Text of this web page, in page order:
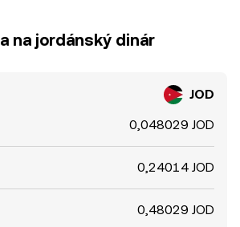
na jordánský dinár
JOD
0,048029 JOD
0,24014 JOD
0,48029 JOD